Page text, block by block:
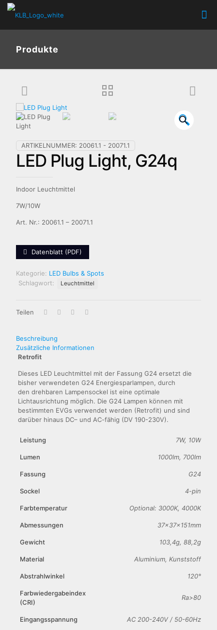
Produkte
🔍
ARTIKELNUMMER: 20061.1 - 20071.1
LED Plug Light, G24q
Indoor Leuchtmittel
7W/10W
Art. Nr.: 20061.1 – 20071.1
Datenblatt (PDF)
Kategorie: LED Bulbs & Spots
Schlagwort:
Leuchtmittel
Teilen
Beschreibung
Zusätzliche Informationen
Retrofit
Dieses LED Leuchtmittel mit der Fassung G24 ersetzt die
bisher verwendeten G24 Energiesparlampen, durch
den drehbaren Lampensockel ist eine optimale
Lichtausrichtung möglich. Die G24 Lampen können mit
bestimmten EVGs verwendet werden (Retrofit) und sind
darüber hinaus DC– und AC-fähig (DV 190-230V).
Leistung 7W, 10W
Lumen 1000lm, 700lm
Fassung G24
Sockel 4-pin
Farbtemperatur Optional: 3000K, 4000K
Abmessungen 37x37x151mm
Gewicht 103,4g, 88,2g
Material Aluminium, Kunststoff
Abstrahlwinkel 120°
Farbwiedergabeindex
(CRI)
Ra>80
Eingangsspannung AC 200-240V / 50-60Hz